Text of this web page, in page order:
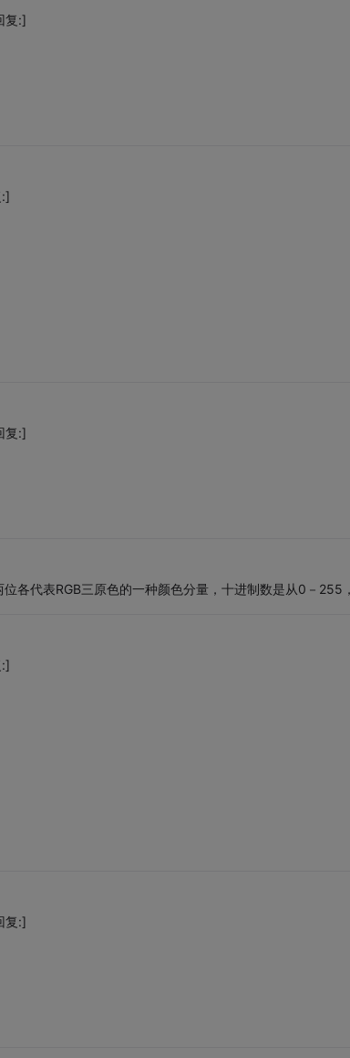
复:]
复:]
各代表RGB三原色的一种颜色分量，十进制数是从0－255
复:]